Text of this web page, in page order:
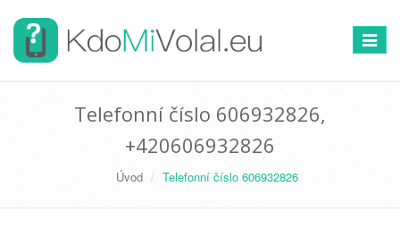
Telefonní číslo 606932826,
+420606932826
Úvod Telefonní číslo 606932826